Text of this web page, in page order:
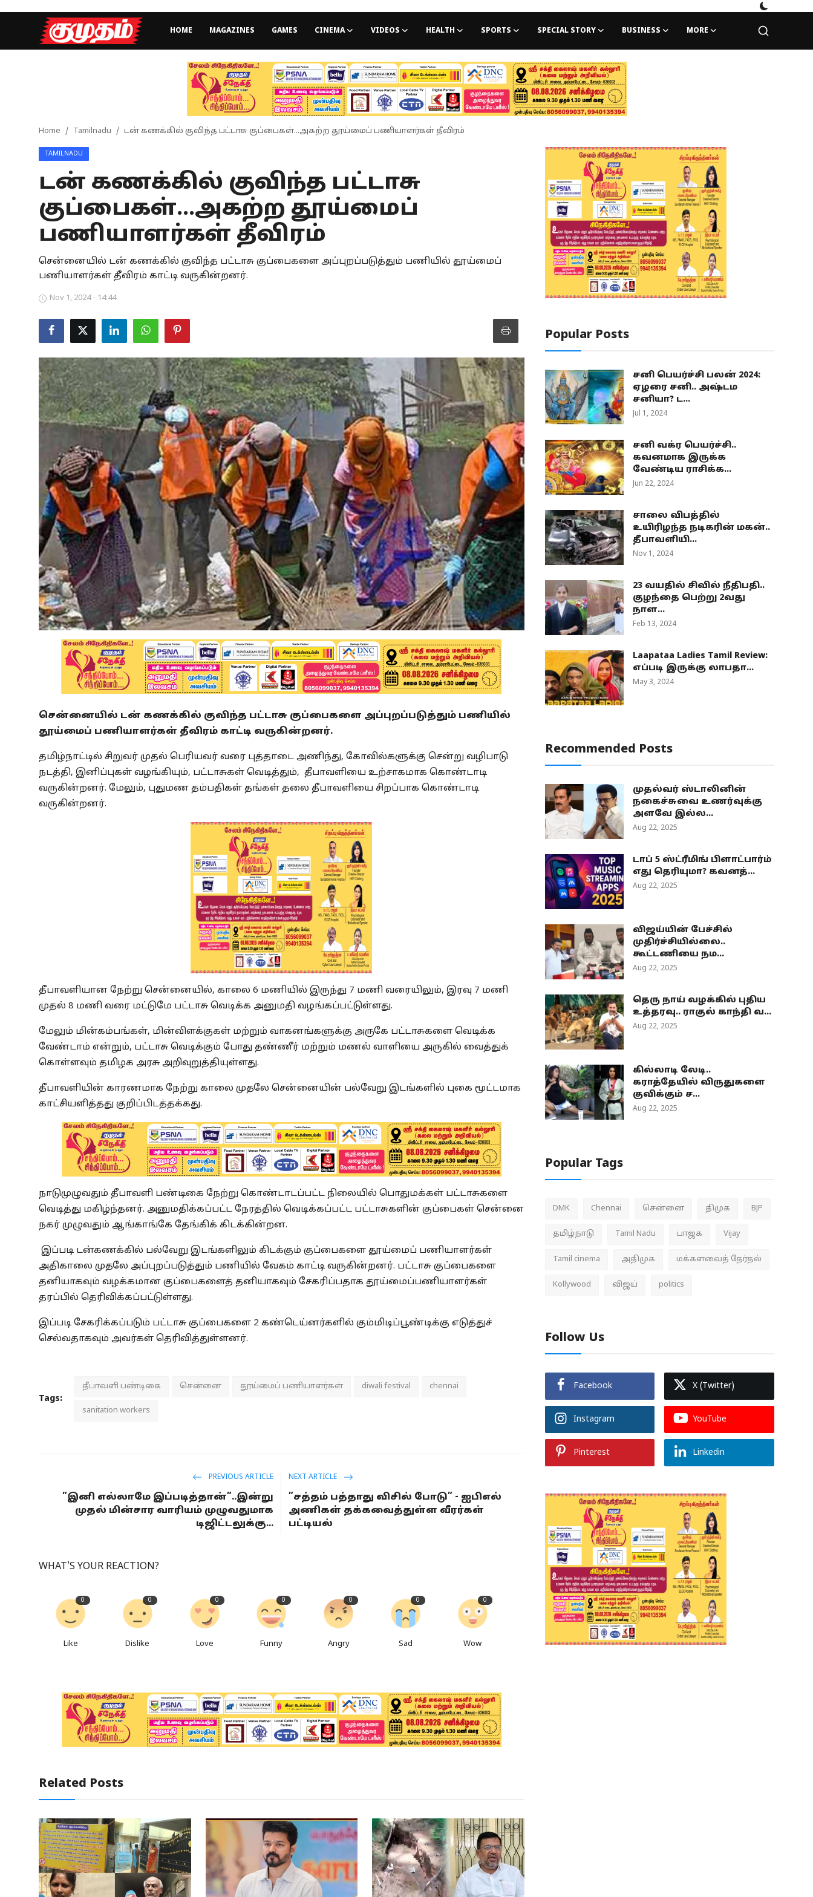
HOME MAGAZINES GAMES CINEMA VIDEOS HEALTH SPORTS SPECIAL STORY BUSINESS MORE
Games
Special Story
Tamilnadu
National
Astrology
Spirituality
Weather
Politics
Home Tamilnadu டன் கணக்கில் குவிந்த பட்டாசு குப்பைகள்...அகற்ற தூய்மைப் பணியாளர்கள் தீவிரம்
TAMILNADU
டன் கணக்கில் குவிந்த பட்டாசு
குப்பைகள்...அகற்ற தூய்மைப்
பணியாளர்கள் தீவிரம்
சென்னையில் டன் கணக்கில் குவிந்த பட்டாசு குப்பைகளை அப்புறப்படுத்தும் பணியில் தூய்மைப்
பணியாளர்கள் தீவிரம் காட்டி வருகின்றனர்.
Nov 1, 2024 - 14:44
சென்னையில் டன் கணக்கில் குவிந்த பட்டாசு குப்பைகளை அப்புறப்படுத்தும் பணியில்
தூய்மைப் பணியாளர்கள் தீவிரம் காட்டி வருகின்றனர்.
தமிழ்நாட்டில் சிறுவர் முதல் பெரியவர் வரை புத்தாடை அணிந்து, கோவில்களுக்கு சென்று வழிபாடு
நடத்தி, இனிப்புகள் வழங்கியும், பட்டாசுகள் வெடித்தும், தீபாவளியை உற்சாகமாக கொண்டாடி
வருகின்றனர். மேலும், புதுமண தம்பதிகள் தங்கள் தலை தீபாவளியை சிறப்பாக கொண்டாடி
வருகின்றனர்.
தீபாவளியான நேற்று சென்னையில், காலை 6 மணியில் இருந்து 7 மணி வரையிலும், இரவு 7 மணி
முதல் 8 மணி வரை மட்டுமே பட்டாசு வெடிக்க அனுமதி வழங்கப்பட்டுள்ளது.
மேலும் மின்கம்பங்கள், மின்விளக்குகள் மற்றும் வாகனங்களுக்கு அருகே பட்டாசுகளை வெடிக்க
வேண்டாம் என்றும், பட்டாசு வெடிக்கும் போது தண்ணீர் மற்றும் மணல் வாளியை அருகில் வைத்துக்
கொள்ளவும் தமிழக அரசு அறிவுறுத்தியுள்ளது.
தீபாவளியின் காரணமாக நேற்று காலை முதலே சென்னையின் பல்வேறு இடங்களில் புகை மூட்டமாக
காட்சியளித்தது குறிப்பிடத்தக்கது.
நாடுமுழுவதும் தீபாவளி பண்டிகை நேற்று கொண்டாடப்பட்ட நிலையில் பொதுமக்கள் பட்டாசுகளை
வெடித்து மகிழ்ந்தனர். அனுமதிக்கப்பட்ட நேரத்தில் வெடிக்கப்பட்ட பட்டாசுகளின் குப்பைகள் சென்னை
நகர் முழுவதும் ஆங்காங்கே தேங்கிக் கிடக்கின்றன.
இப்படி டன்கணக்கில் பல்வேறு இடங்களிலும் கிடக்கும் குப்பைகளை தூய்மைப் பணியாளர்கள்
அதிகாலை முதலே அப்புறப்படுத்தும் பணியில் வேகம் காட்டி வருகின்றனர். பட்டாசு குப்பைகளை
தனியாகவும் வழக்கமான குப்பைகளைத் தனியாகவும் சேகரிப்பதாக தூய்மைப்பணியாளர்கள்
தரப்பில் தெரிவிக்கப்பட்டுள்ளது.
இப்படி சேகரிக்கப்படும் பட்டாசு குப்பைகளை 2 கண்டெய்னர்களில் கும்மிடிப்பூண்டிக்கு எடுத்துச்
செல்வதாகவும் அவர்கள் தெரிவித்துள்ளனர்.
Tags:
தீபாவளி பண்டிகை சென்னை தூய்மைப் பணியாளர்கள் diwali festival chennai
sanitation workers
PREVIOUS ARTICLE
”இனி எல்லாமே இப்படித்தான்”..இன்று
முதல் மின்சார வாரியம் முழுவதுமாக
டிஜிட்டலுக்கு...
NEXT ARTICLE
”சத்தம் பத்தாது விசில் போடு” - ஐபிஎல்
அணிகள் தக்கவைத்துள்ள வீரர்கள்
பட்டியல்
WHAT'S YOUR REACTION?
0
Like
0
Dislike
0
Love
0
Funny
0
Angry
0
Sad
0
Wow
Related Posts
Popular Posts
சனி பெயர்ச்சி பலன் 2024:
ஏழரை சனி.. அஷ்டம
சனியா? ட...
Jul 1, 2024
சனி வக்ர பெயர்ச்சி..
கவனமாக இருக்க
வேண்டிய ராசிக்க...
Jun 22, 2024
சாலை விபத்தில்
உயிரிழந்த நடிகரின் மகன்..
தீபாவளியி...
Nov 1, 2024
23 வயதில் சிவில் நீதிபதி..
குழந்தை பெற்று 2வது
நாள...
Feb 13, 2024
Laapataa Ladies Tamil Review:
எப்படி இருக்கு லாபதா...
May 3, 2024
Recommended Posts
முதல்வர் ஸ்டாலினின்
நகைச்சுவை உணர்வுக்கு
அளவே இல்ல...
Aug 22, 2025
டாப் 5 ஸ்ட்ரீமிங் பிளாட்பார்ம்
எது தெரியுமா? கவனத்...
Aug 22, 2025
விஜய்யின் பேச்சில்
முதிர்ச்சியில்லை..
கூட்டணியை நம...
Aug 22, 2025
தெரு நாய் வழக்கில் புதிய
உத்தரவு.. ராகுல் காந்தி வ...
Aug 22, 2025
கில்லாடி லேடி..
கராத்தேயில் விருதுகளை
குவிக்கும் ச...
Aug 22, 2025
Popular Tags
DMK Chennai சென்னை திமுக BJP
தமிழ்நாடு Tamil Nadu பாஜக Vijay
Tamil cinema அதிமுக மக்களவைத் தேர்தல்
Kollywood விஜய் politics
Follow Us
Facebook X (Twitter)
Instagram YouTube
Pinterest Linkedin